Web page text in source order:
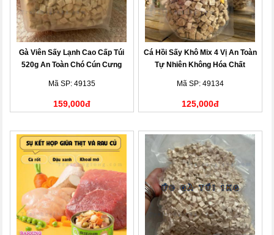
Gà Viên Sấy Lạnh Cao Cấp Túi
520g An Toàn Chó Cún Cưng
Mã SP: 49135
159,000đ
Cá Hồi Sấy Khô Mix 4 Vị An Toàn
Tự Nhiên Không Hóa Chất
Mã SP: 49134
125,000đ